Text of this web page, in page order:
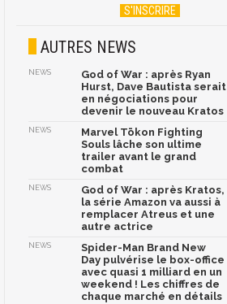
AUTRES NEWS
NEWS
God of War : après Ryan
Hurst, Dave Bautista serait
en négociations pour
devenir le nouveau Kratos
NEWS
Marvel Tōkon Fighting
Souls lâche son ultime
trailer avant le grand
combat
NEWS
God of War : après Kratos,
la série Amazon va aussi à
remplacer Atreus et une
autre actrice
NEWS
Spider-Man Brand New
Day pulvérise le box-office
avec quasi 1 milliard en un
weekend ! Les chiffres de
chaque marché en détails